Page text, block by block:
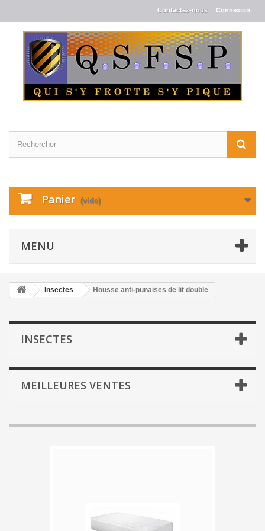
Connexion
Contactez-nous
Panier (vide)
MENU
Insectes Housse anti-punaises de lit double
INSECTES
MEILLEURES VENTES